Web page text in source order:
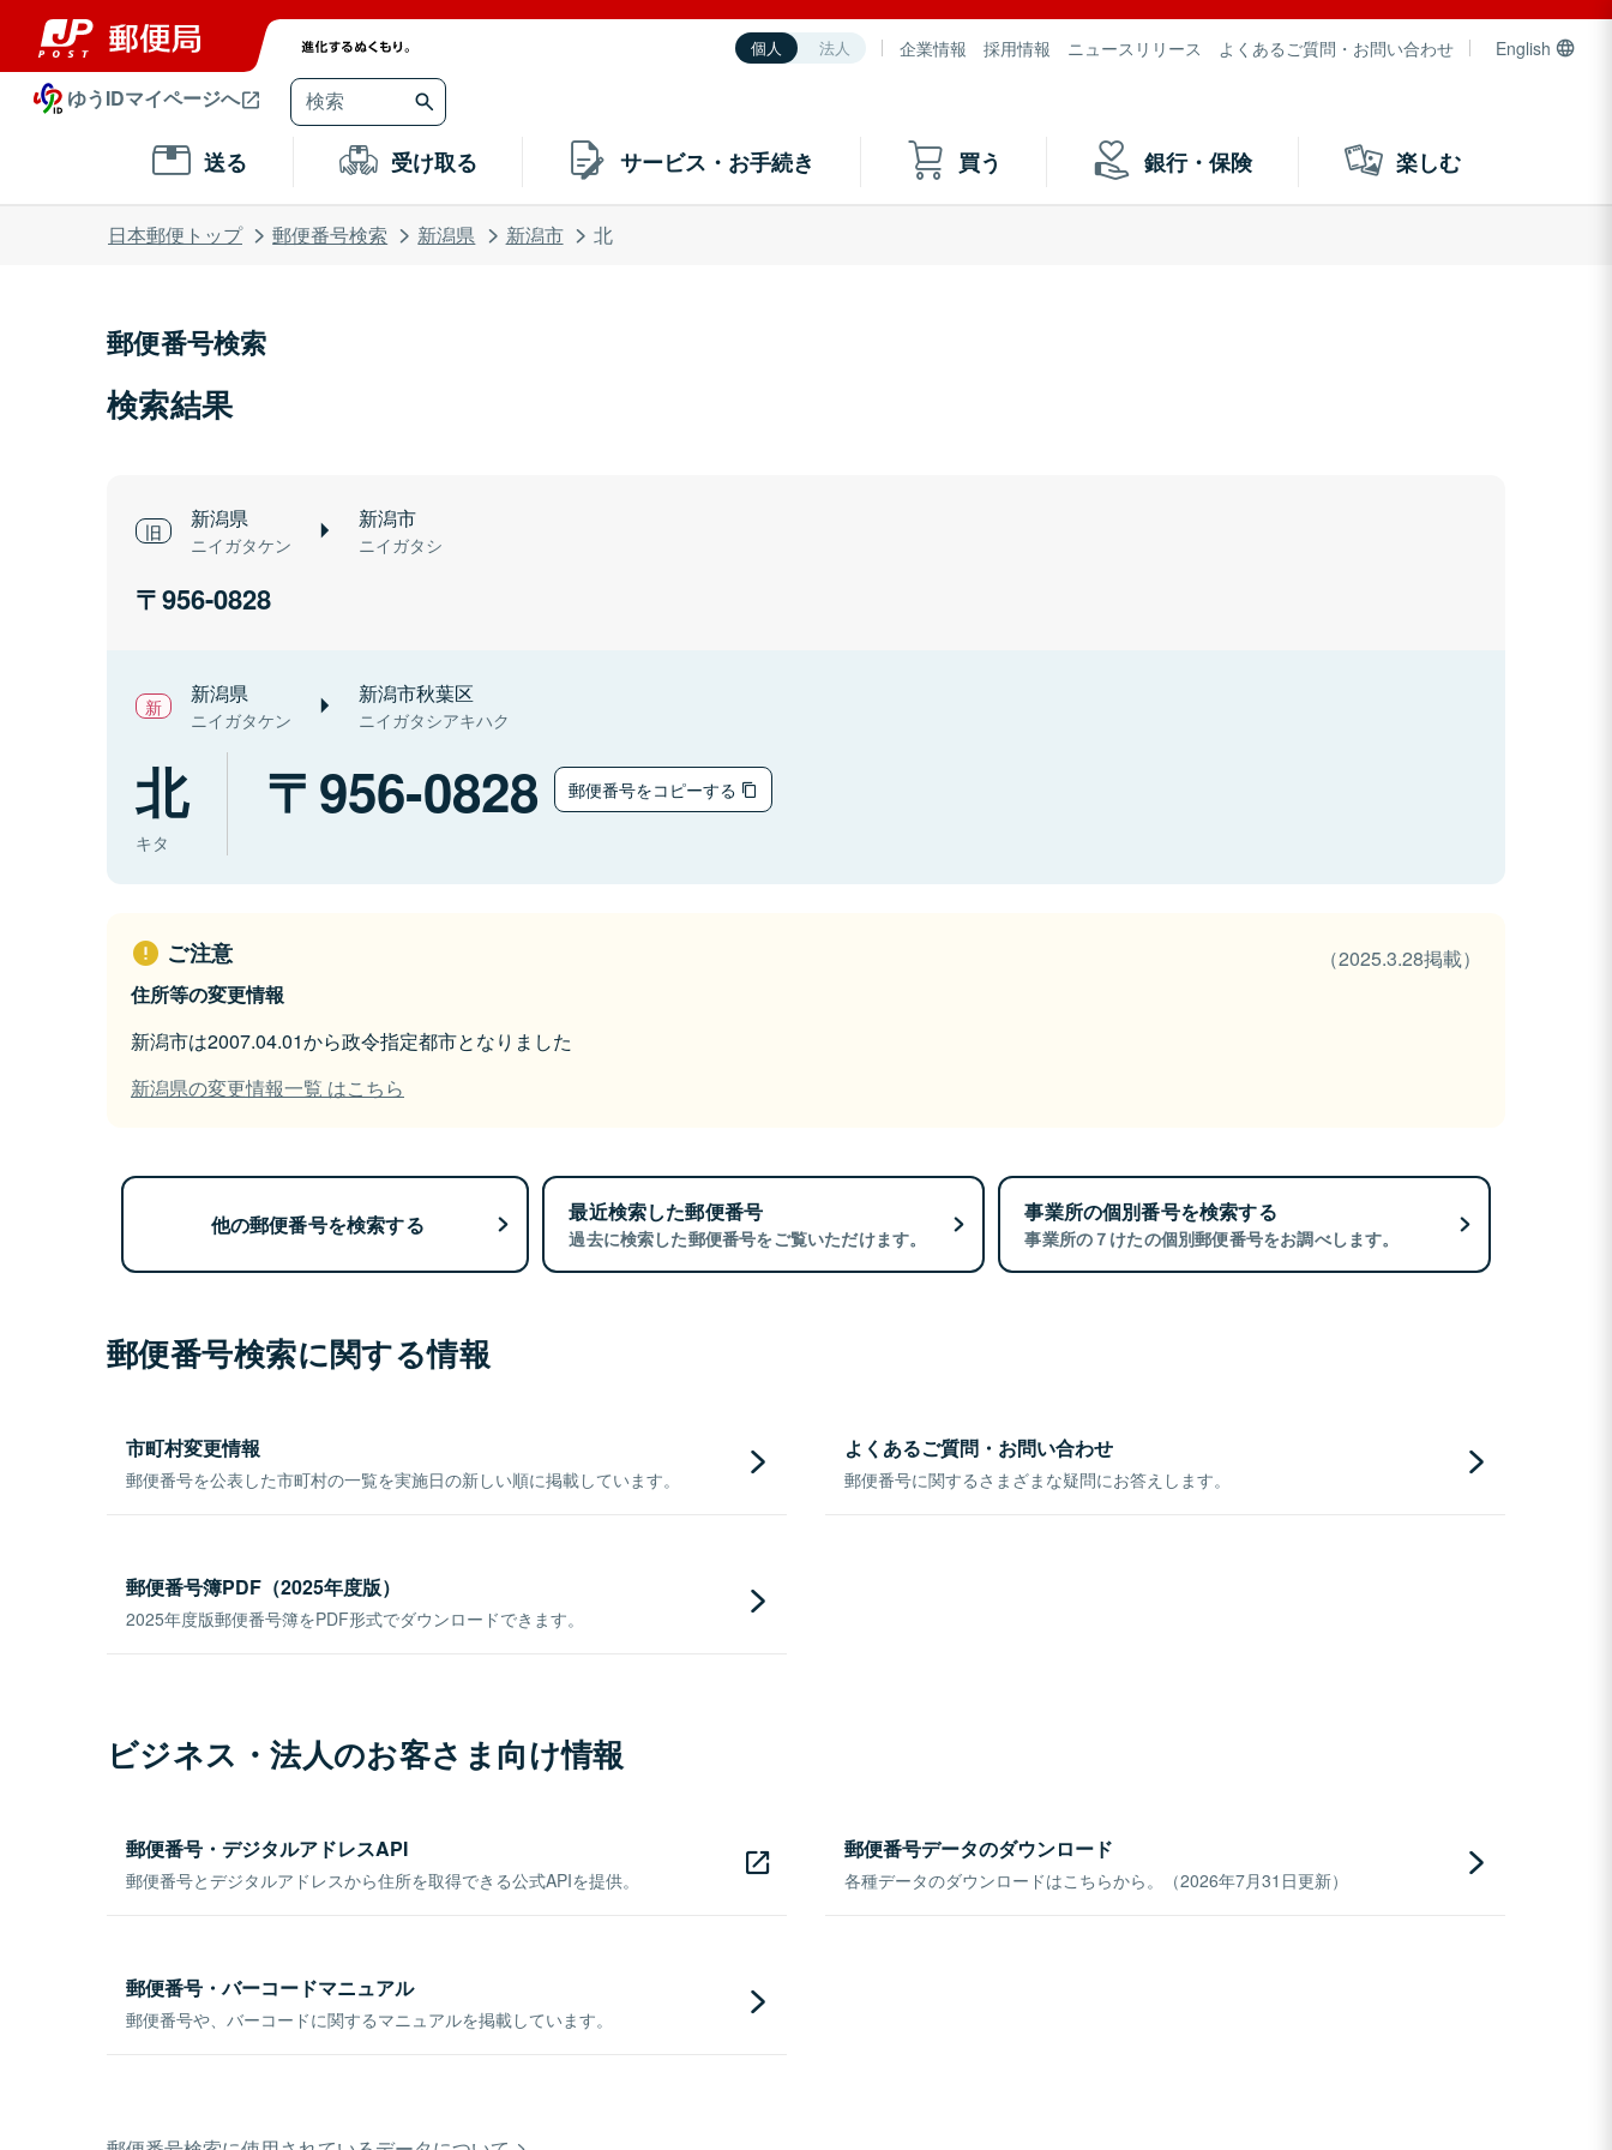
個人 法人 企業情報 採用情報 ニュースリリース よくあるご質問・お問い合わせ English
ゆうIDマイページへ
送る 受け取る サービス・お手続き 買う 銀行・保険 楽しむ
日本郵便トップ 郵便番号検索 新潟県 新潟市 北
郵便番号検索
検索結果
新潟県
ニイガタケン
新潟市
ニイガタシ
956-0828
新潟県
ニイガタケン
新潟市秋葉区
ニイガタシアキハク
北
キタ
956-0828 郵便番号をコピーする
ご注意
（2025.3.28掲載）
住所等の変更情報
新潟市は2007.04.01から政令指定都市となりました
新潟県の変更情報一覧 はこちら
他の郵便番号を検索する 最近検索した郵便番号
過去に検索した郵便番号をご覧いただけます。
事業所の個別番号を検索する
事業所の７けたの個別郵便番号をお調べします。
郵便番号検索に関する情報
市町村変更情報
郵便番号を公表した市町村の一覧を実施日の新しい順に掲載しています。
よくあるご質問・お問い合わせ
郵便番号に関するさまざまな疑問にお答えします。
郵便番号簿PDF（2025年度版）
2025年度版郵便番号簿をPDF形式でダウンロードできます。
ビジネス・法人のお客さま向け情報
郵便番号・デジタルアドレスAPI
郵便番号とデジタルアドレスから住所を取得できる公式APIを提供。
郵便番号データのダウンロード
各種データのダウンロードはこちらから。（2026年7月31日更新）
郵便番号・バーコードマニュアル
郵便番号や、バーコードに関するマニュアルを掲載しています。